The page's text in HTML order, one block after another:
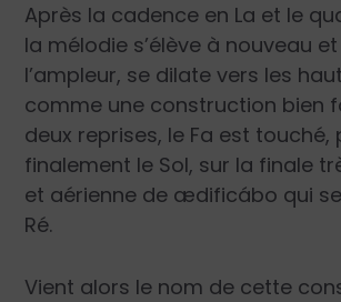
Après la cadence en La et le
la mélodie s’élève à nouveau
l’ampleur, se dilatevers les
comme une construction bien
deux reprises, le Fa est touché,
finalement le Sol, sur la finale
et aérienne de ædificábo qui
Ré.
Vient alors le nom de cette